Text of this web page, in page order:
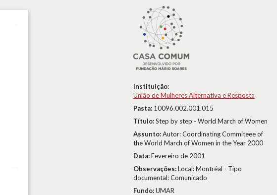
Instituição:
União de Mulheres Alternativa e Resposta
Pasta: 10096.002.001.015
Título:Step by step - World March of Women
Assunto:Autor: Coordinating Commiteee of
the World March of Women in the Year 2000
Data:Fevereiro de 2001
Observações:Local: Montréal - Tipo
documental: Comunicado
Fundo:UMAR